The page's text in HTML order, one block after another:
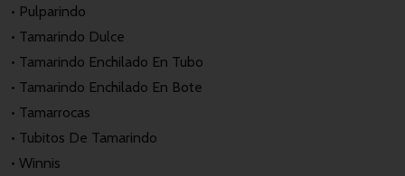
• Pulparindo
• Tamarindo Dulce
• Tamarindo Enchilado En Tubo
• Tamarindo Enchilado En Bote
• Tamarrocas
• Tubitos De Tamarindo
• Winnis